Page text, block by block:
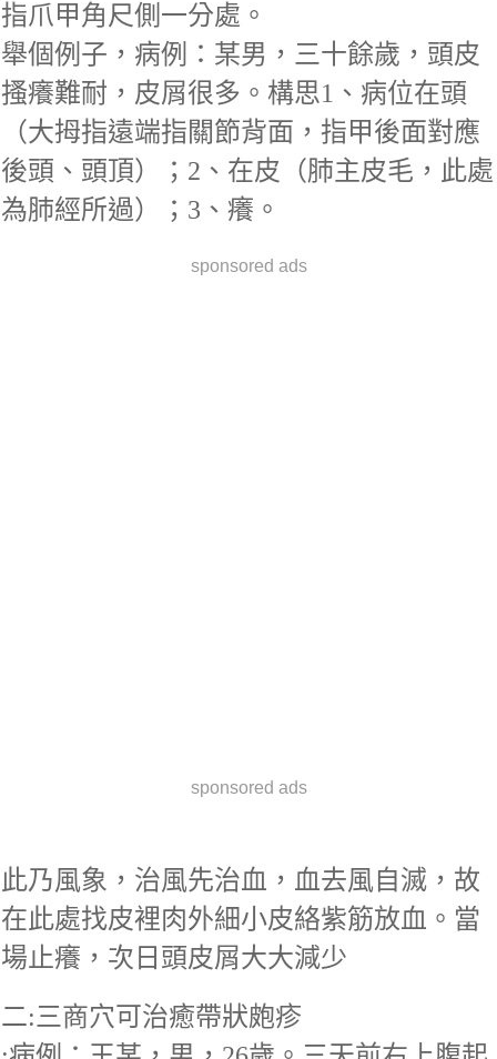
指爪甲角尺側一分處。
舉個例子，病例：某男，三十餘歲，頭皮
搔癢難耐，皮屑很多。構思1、病位在頭
（大拇指遠端指關節背面，指甲後面對應
後頭、頭頂）；2、在皮（肺主皮毛，此處
為肺經所過）；3、癢。
sponsored ads
sponsored ads
此乃風象，治風先治血，血去風自滅，故
在此處找皮裡肉外細小皮絡紫筋放血。當
場止癢，次日頭皮屑大大減少
二:三商穴可治癒帶狀皰疹